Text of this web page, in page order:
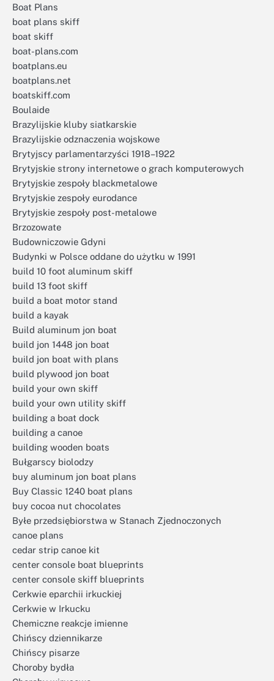
Boat Plans
boat plans skiff
boat skiff
boat-plans.com
boatplans.eu
boatplans.net
boatskiff.com
Boulaide
Brazylijskie kluby siatkarskie
Brazylijskie odznaczenia wojskowe
Brytyjscy parlamentarzyści 1918–1922
Brytyjskie strony internetowe o grach komputerowych
Brytyjskie zespoły blackmetalowe
Brytyjskie zespoły eurodance
Brytyjskie zespoły post-metalowe
Brzozowate
Budowniczowie Gdyni
Budynki w Polsce oddane do użytku w 1991
build 10 foot aluminum skiff
build 13 foot skiff
build a boat motor stand
build a kayak
Build aluminum jon boat
build jon 1448 jon boat
build jon boat with plans
build plywood jon boat
build your own skiff
build your own utility skiff
building a boat dock
building a canoe
building wooden boats
Bułgarscy biolodzy
buy aluminum jon boat plans
Buy Classic 1240 boat plans
buy cocoa nut chocolates
Byłe przedsiębiorstwa w Stanach Zjednoczonych
canoe plans
cedar strip canoe kit
center console boat blueprints
center console skiff blueprints
Cerkwie eparchii irkuckiej
Cerkwie w Irkucku
Chemiczne reakcje imienne
Chińscy dziennikarze
Chińscy pisarze
Choroby bydła